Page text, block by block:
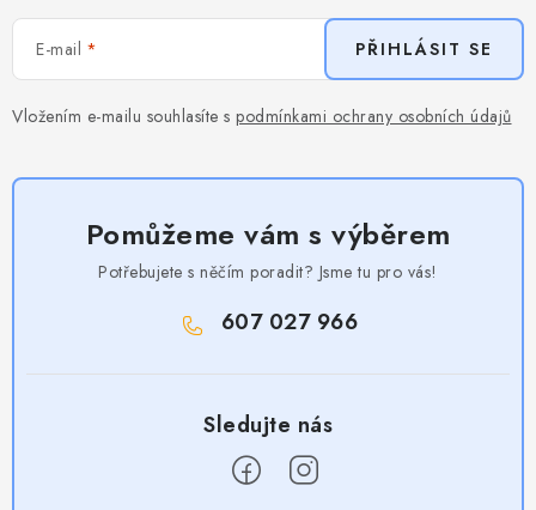
E-mail
Vložením e-mailu souhlasíte s podmínkami ochrany osobních údajů
PŘIHLÁSIT SE
Pomůžeme vám s výběrem
Potřebujete s něčím poradit? Jsme tu pro vás!
607 027 966